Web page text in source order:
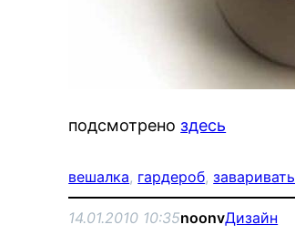
подсмотрено здесь
вешалка, гардероб, заваривать
14.01.2010 10:35noonvДизайн